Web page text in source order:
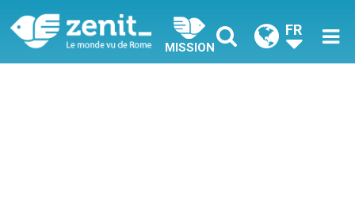
MISSION
FR